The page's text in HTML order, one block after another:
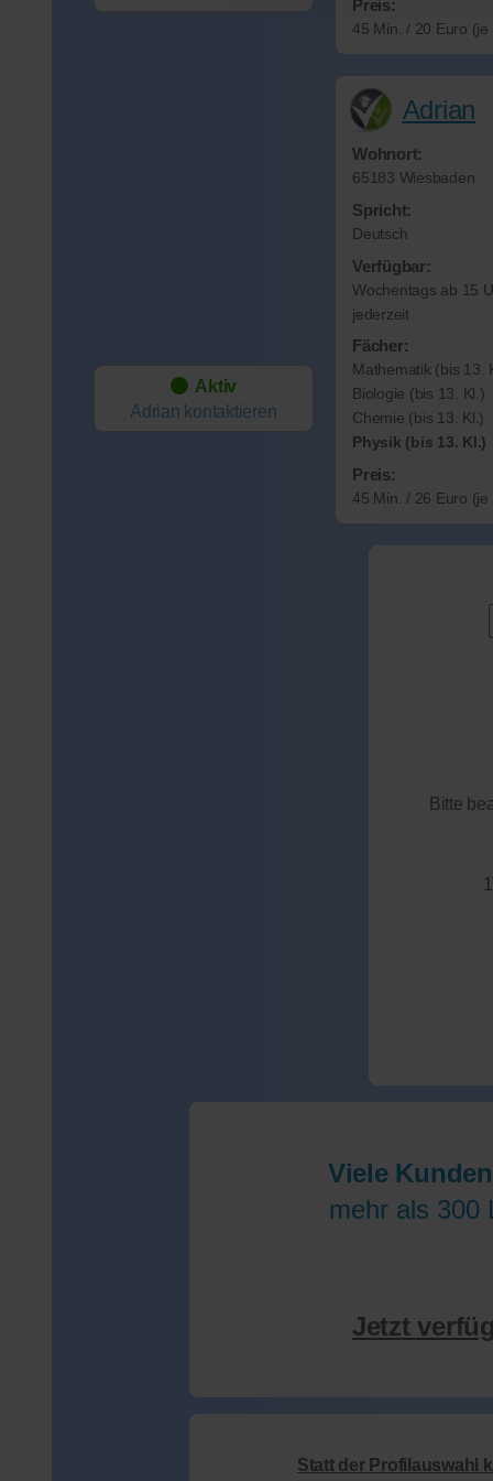
Preis:
45 Min. / 20 Euro (je
Aktiv
Adrian kontaktieren
Adrian
Wohnort:
65183 Wiesbaden
Spricht:
Deutsch
Verfügbar:
Wochentags ab 15
jederzeit
Fächer:
Mathematik (bis 13.
Biologie (bis 13. Kl.)
Chemie (bis 13. Kl.)
Physik (bis 13. Kl.)
Preis:
45 Min. / 26 Euro (je
Bitte
Viele
mehr als 300
Jetzt
Statt der Profilauswahl